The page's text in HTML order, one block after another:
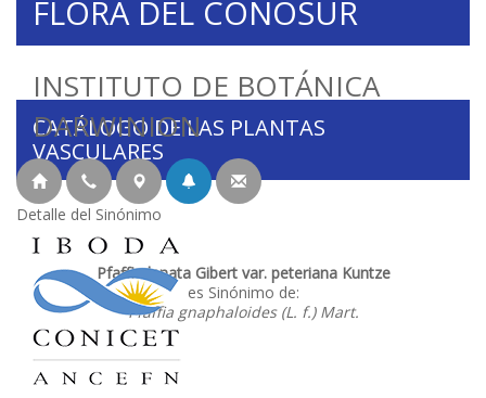
INSTITUTO DE BOTÁNICA
DARWINION
FLORA DEL CONOSUR
CATÁLOGO DE LAS PLANTAS
VASCULARES
Detalle del Sinónimo
Pfaffia lanata Gibert var. peteriana Kuntze
es Sinónimo de:
Pfaffia gnaphaloides (L. f.) Mart.